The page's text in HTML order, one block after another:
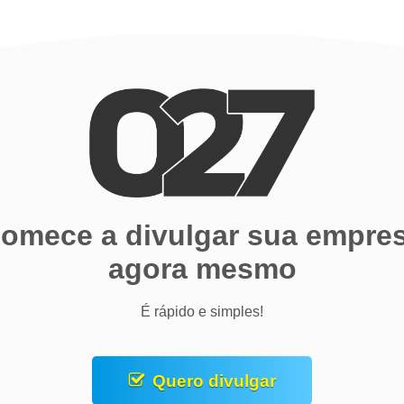
a divulgar sua
agora mesmo
É rápido e simples!
Quero divulgar